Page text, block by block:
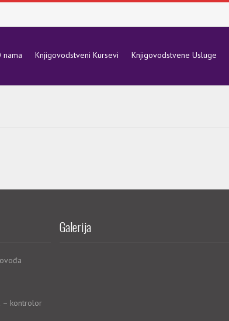
nama Knjigovodstveni Kursevi Knjigovodstvene Usluge
– kontrolor
Galerija